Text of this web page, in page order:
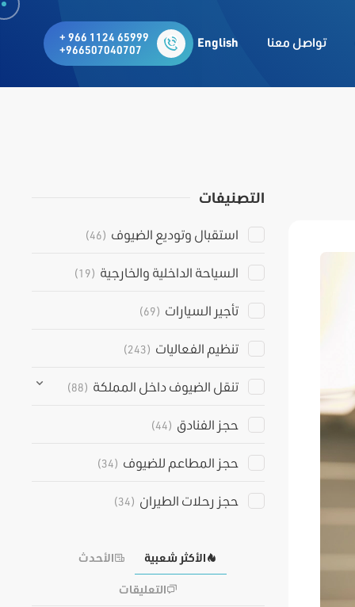
تواصل معنا English
+ 966 1124 65999
+966507040707
التصنيفات
استقبال وتوديع الضيوف (46)
السياحة الداخلية والخارجية (19)
تأجير السيارات (69)
تنظيم الفعاليات (243)
تنقل الضيوف داخل المملكة (88)
حجز الفنادق (44)
حجز المطاعم للضيوف (34)
حجز رحلات الطيران (34)
الأكثر شعبية الأحدث
التعليقات